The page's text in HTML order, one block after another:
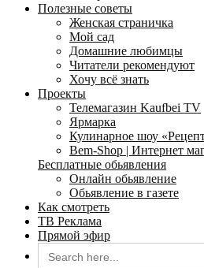
Полезные советы
Женская страничка
Мой сад
Домашние любимцы
Читатели рекомендуют
Хочу всё знать
Проекты
Телемагазин Kaufbei TV
Ярмарка
Кулинарное шоу
Bem-Shop | Интернет
Бесплатные обьявления
Онлайн обьявление
Обьявление в газете
Как смотреть
ТВ Реклама
Прямой эфир
Search
for: